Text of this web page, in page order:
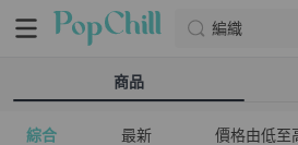
編織
商品
綜合 最新 價格由低至